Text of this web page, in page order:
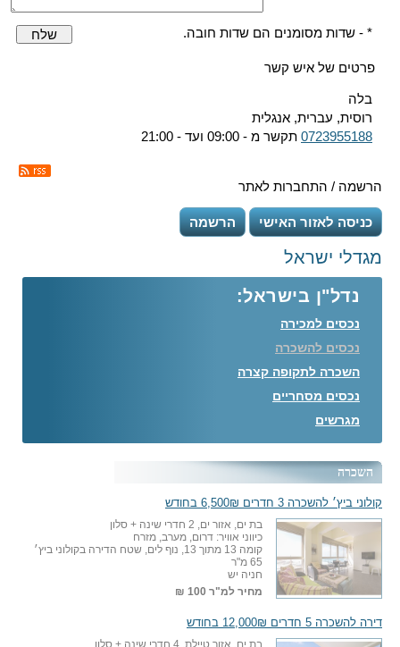
* - שדות מסומנים הם שדות חובה. שלח
פרטים של איש קשר
בלה
רוסית, עברית, אנגלית
0723955188 תקשר מ - 09:00 ועד - 21:00
הרשמה / התחברות לאתר
כניסה לאזור האישי הרשמה
מגדלי ישראל
נדל"ן בישראל:
נכסים למכירה
נכסים להשכרה
השכרה לתקופה קצרה
נכסים מסחריים
מגרשים
השכרה
קולוני ביץ׳ להשכרה 3 חדרים 6,500₪ בחודש
בת ים, אזור ים, 2 חדרי שינה + סלון
כיווני אוויר: דרום, מערב, מזרח
קומה 13 מתוך 13, נוף לים, שטח הדירה בקולוני ביץ׳
65 מ"ר
חניה יש
מחיר למ"ר 100 ₪
דירה להשכרה 5 חדרים 12,000₪ בחודש
בת ים, אזור טיילת, 4 חדרי שינה + סלון